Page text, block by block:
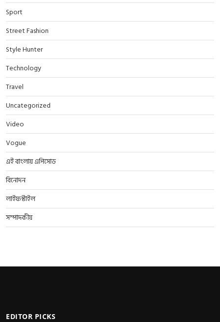
Sport
Street Fashion
Style Hunter
Technology
Travel
Uncategorized
Video
Vogue
এই বাংলায় এপিসোড
বিনোদন
লাইফস্টাইল
সম্পাদকীয়
EDITOR PICKS